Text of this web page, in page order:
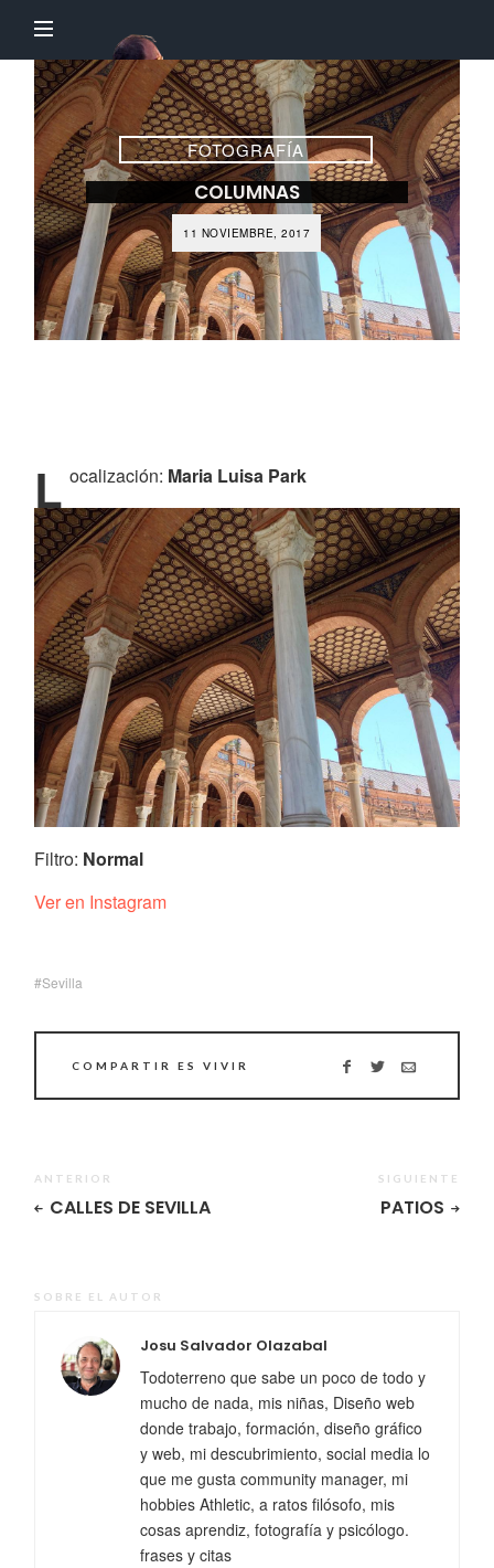
Profesor
Chillón
FOTOGRAFÍA
COLUMNAS
11 NOVIEMBRE, 2017
L ocalización: Maria Luisa Park
Filtro: Normal
Ver en Instagram
Sevilla
COMPARTIR ES VIVIR
ANTERIOR
CALLES DE SEVILLA
SIGUIENTE
PATIOS
SOBRE EL AUTOR
Josu Salvador Olazabal
Todoterreno que sabe un poco de todo y
mucho de nada, mis niñas, Diseño web
donde trabajo, formación, diseño gráfico
y web, mi descubrimiento, social media lo
que me gusta community manager, mi
hobbies Athletic, a ratos filósofo, mis
cosas aprendiz, fotografía y psicólogo.
frases y citas